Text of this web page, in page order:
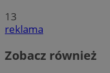
13
reklama
Zobacz również